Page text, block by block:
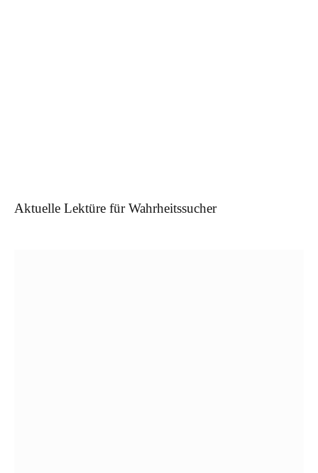
Aktuelle Lektüre für Wahrheitssucher